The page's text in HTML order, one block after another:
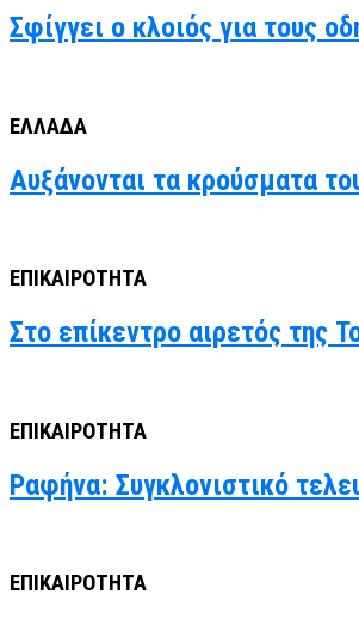
Σφίγγει ο κλοιός για τους
ΕΛΛΑΔΑ
Αυξάνονται τα κρούσματα
ΕΠΙΚΑΙΡΟΤΗΤΑ
Στο επίκεντρο αιρετός της
ΕΠΙΚΑΙΡΟΤΗΤΑ
Ραφήνα: Συγκλονιστικό
ΕΠΙΚΑΙΡΟΤΗΤΑ